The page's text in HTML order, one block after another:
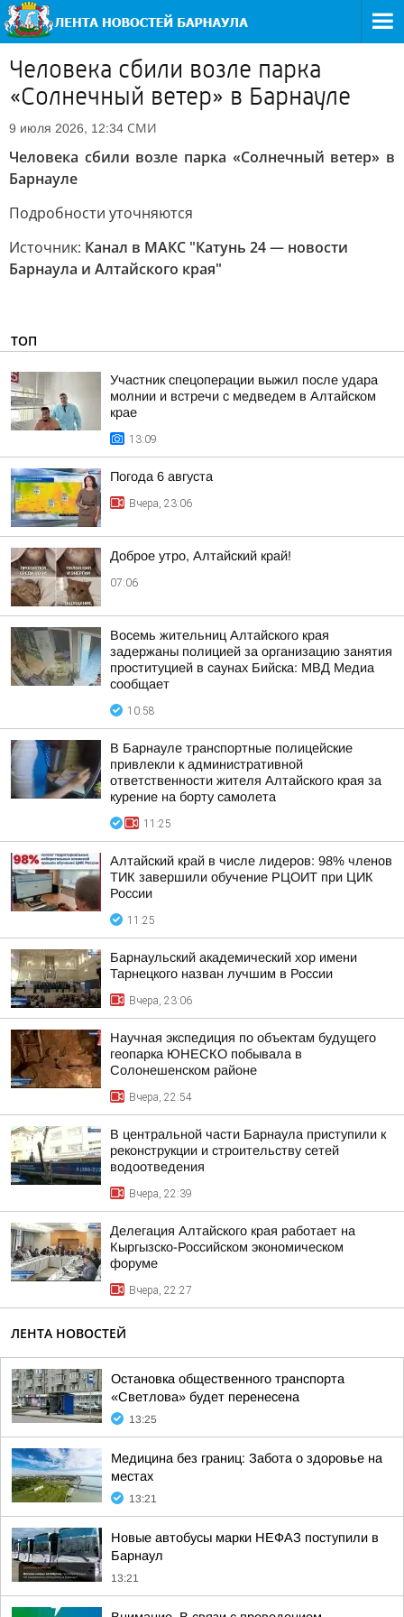
Человека сбили возле парка
«Солнечный ветер» в Барнауле
9 июля 2026, 12:34 СМИ
Человека сбили возле парка «Солнечный ветер» в
Барнауле
Подробности уточняются
Источник: Канал в МАКС "Катунь 24 — новости
Барнаула и Алтайского края"
ТОП
Участник спецоперации выжил после удара
молнии и встречи с медведем в Алтайском
крае
13:09
Погода 6 августа
Вчера, 23:06
Доброе утро, Алтайский край!
07:06
Восемь жительниц Алтайского края
задержаны полицией за организацию занятия
проституцией в саунах Бийска: МВД Медиа
сообщает
10:58
В Барнауле транспортные полицейские
привлекли к административной
ответственности жителя Алтайского края за
курение на борту самолета
11:25
Алтайский край в числе лидеров: 98% членов
ТИК завершили обучение РЦОИТ при ЦИК
России
11:25
Барнаульский академический хор имени
Тарнецкого назван лучшим в России
Вчера, 23:06
Научная экспедиция по объектам будущего
геопарка ЮНЕСКО побывала в
Солонешенском районе
Вчера, 22:54
В центральной части Барнаула приступили к
реконструкции и строительству сетей
водоотведения
Вчера, 22:39
Делегация Алтайского края работает на
Кыргызско-Российском экономическом
форуме
Вчера, 22:27
ЛЕНТА НОВОСТЕЙ
Остановка общественного транспорта
«Светлова» будет перенесена
13:25
Медицина без границ: Забота о здоровье на
местах
13:21
Новые автобусы марки НЕФАЗ поступили в
Барнаул
13:21